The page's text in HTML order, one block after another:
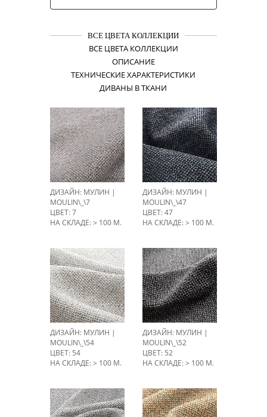
ВСЕ ЦВЕТА КОЛЛЕКЦИИ
ВСЕ ЦВЕТА КОЛЛЕКЦИИ
ОПИСАНИЕ
ТЕХНИЧЕСКИЕ ХАРАКТЕРИСТИКИ
ДИВАНЫ В ТКАНИ
ДИЗАЙН: МУЛИН |
MOULIN\_\7
ЦВЕТ: 7
НА СКЛАДЕ: > 100 М.
ДИЗАЙН: МУЛИН |
MOULIN\_\47
ЦВЕТ: 47
НА СКЛАДЕ: > 100 М.
ДИЗАЙН: МУЛИН |
MOULIN\_\54
ЦВЕТ: 54
НА СКЛАДЕ: > 100 М.
ДИЗАЙН: МУЛИН |
MOULIN\_\52
ЦВЕТ: 52
НА СКЛАДЕ: > 100 М.